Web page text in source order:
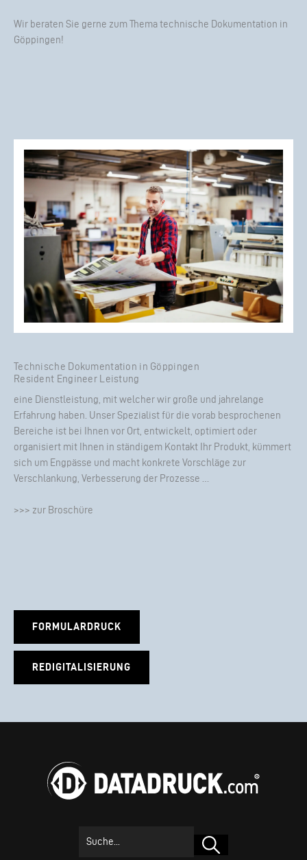
Wir beraten Sie gerne zum Thema technische Dokumentation in
Göppingen!
Technische Dokumentation in Göppingen
Resident Engineer Leistung
eine Dienstleistung, mit welcher wir große und jahrelange
Erfahrung haben. Unser Spezialist für die vorab besprochenen
Bereiche ist bei Ihnen vor Ort, entwickelt, optimiert oder
organisiert mit Ihnen in ständigem Kontakt Ihr Produkt, kümmert
sich um Engpässe und macht konkrete Vorschläge zur
Verschlankung, Verbesserung der Prozesse …
>>> zur Broschüre
FORMULARDRUCK
REDIGITALISIERUNG